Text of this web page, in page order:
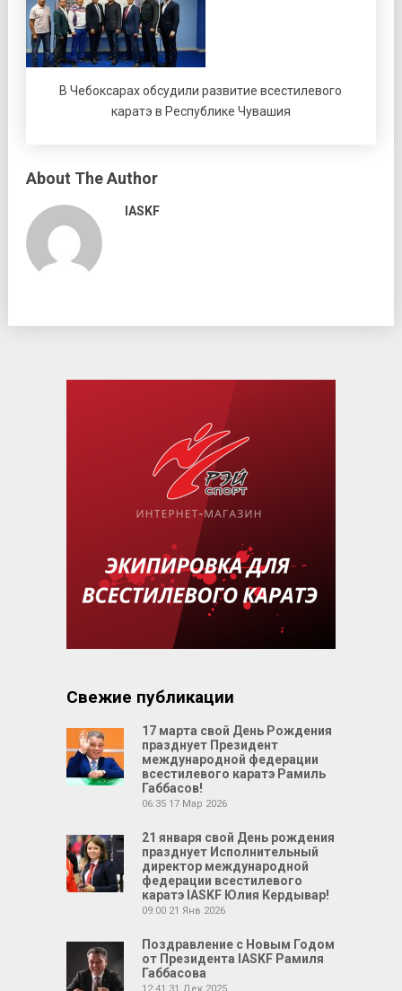
В Чебоксарах обсудили развитие всестилевого
каратэ в Республике Чувашия
About The Author
IASKF
Свежие публикации
17 марта свой День Рождения
празднует Президент
международной федерации
всестилевого каратэ Рамиль
Габбасов!
06:35 17 Мар 2026
21 января свой День рождения
празднует Исполнительный
директор международной
федерации всестилевого
каратэ IASKF Юлия Кердывар!
09:00 21 Янв 2026
Поздравление с Новым Годом
от Президента IASKF Рамиля
Габбасова